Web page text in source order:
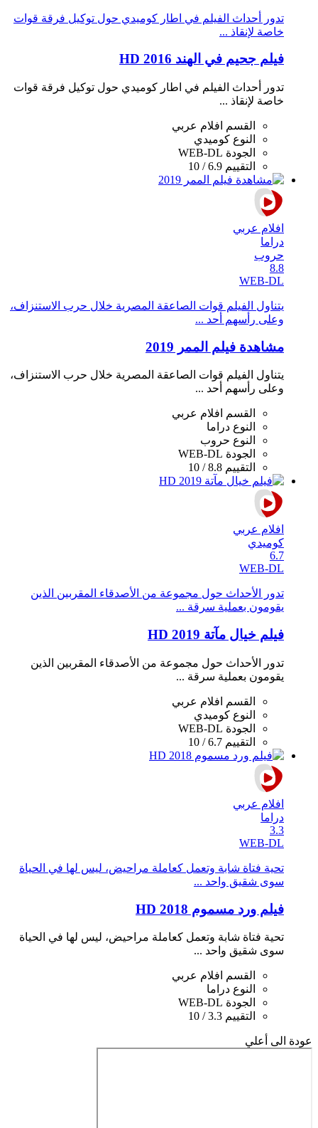
تدور أحداث الفيلم في اطار كوميدي حول توكيل فرقة قوات
خاصة لإنقاذ ...
فيلم جحيم في الهند 2016 HD
تدور أحداث الفيلم في اطار كوميدي حول توكيل فرقة قوات
خاصة لإنقاذ ...
القسم
افلام عربي
النوع كوميدي
الجودة WEB-DL
التقييم 6.9 / 10
افلام عربي
دراما
حروب
8.8
WEB-DL
يتناول الفيلم قوات الصاعقة المصرية خلال حرب الاستنزاف،
وعلى رأسهم أحد ...
مشاهدة فيلم الممر 2019
يتناول الفيلم قوات الصاعقة المصرية خلال حرب الاستنزاف،
وعلى رأسهم أحد ...
القسم افلام عربي
النوع دراما
النوع حروب
الجودة WEB-DL
التقييم 8.8 / 10
افلام عربي
كوميدي
6.7
WEB-DL
تدور الأحداث حول مجموعة من الأصدقاء المقربين الذين
يقومون بعملية سرقة ...
فيلم خيال مآتة 2019 HD
تدور الأحداث حول مجموعة من الأصدقاء المقربين الذين
يقومون بعملية سرقة ...
القسم
افلام عربي
النوع كوميدي
الجودة WEB-DL
التقييم 6.7 / 10
افلام عربي
دراما
3.3
WEB-DL
تحية فتاة شابة وتعمل كعاملة مراحيض، ليس لها في الحياة
سوى شقيق واحد ...
فيلم ورد مسموم 2018 HD
تحية فتاة شابة وتعمل كعاملة مراحيض، ليس لها في الحياة
سوى شقيق واحد ...
القسم
افلام عربي
النوع دراما
الجودة WEB-DL
التقييم 3.3 / 10
عودة الى أعلي